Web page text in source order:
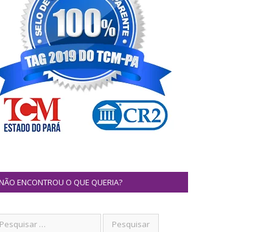
ENCONTROU O QUE QUERIA?